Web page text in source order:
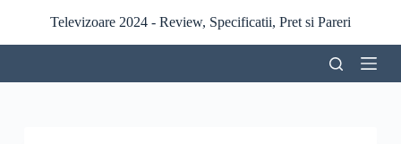
r
l
Televizoare 2024 - Review, Specificatii, Pret si Pareri